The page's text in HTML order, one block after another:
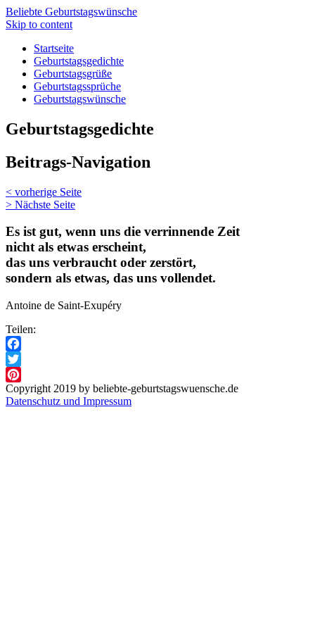
Beliebte Geburtstagswünsche
Skip to content
Startseite
Geburtstagsgedichte
Geburtstagsgrüße
Geburtstagssprüche
Geburtstagswünsche
Geburtstagsgedichte
Beitrags-Navigation
< vorherige Seite
> Nächste Seite
Es ist gut, wenn uns die verrinnende Zeit
nicht als etwas erscheint,
das uns verbraucht oder zerstört,
sondern als etwas, das uns vollendet.
Antoine de Saint-Exupéry
Teilen:
Facebook
Twitter
Pinterest
Copyright 2019 by beliebte-geburtstagswuensche.de
Datenschutz und Impressum